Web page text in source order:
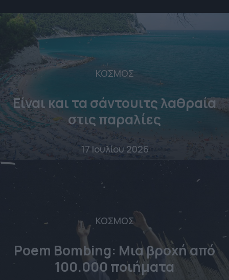
ΚΟΣΜΟΣ
Είναι και τα σάντουιτς λαθραία
στις παραλίες
17 Ιουλίου 2026
ΚΟΣΜΟΣ
Poem Bombing: Mια βροχή από
100.000 ποιήματα